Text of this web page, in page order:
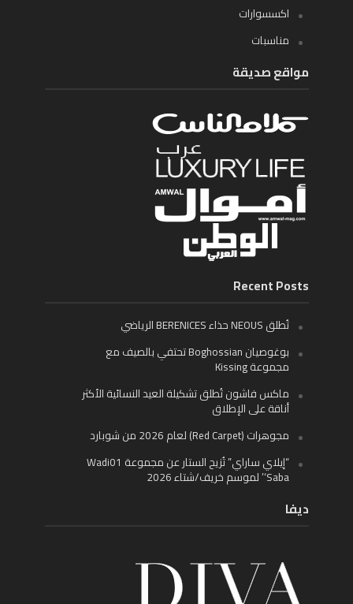
اكسسوارات
مناسبات
مواقع صديقة
Recent Posts
تُطلق NEOUS حذاء BERENICES الرياضي
بوغوصيان Boghossian تحتفي بالصيف مع
مجموعة Kissing
ماكس فاشون تُطلق تشكيلة العيد النسائية الأكثر
أناقة على الإطلاق
مجوهرات (Red Carpet) لعام 2026 من شوبارد
“إيلاي ساراي” تُزيح الستار عن مجموعة Wadi01
‘Saba’ لموسم خريف/شتاء 2026
ديفا